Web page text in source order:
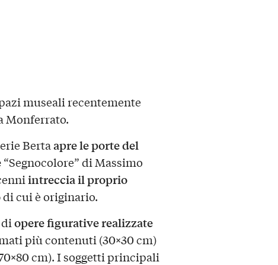
museali recentemente
Monferrato.
Bertaapre le porte del
“Segnocolore” di Massimo
intreccia il proprio
di cui è originario.
opere figurative realizzate
più contenuti (30×30 cm)
cm). I soggetti principali